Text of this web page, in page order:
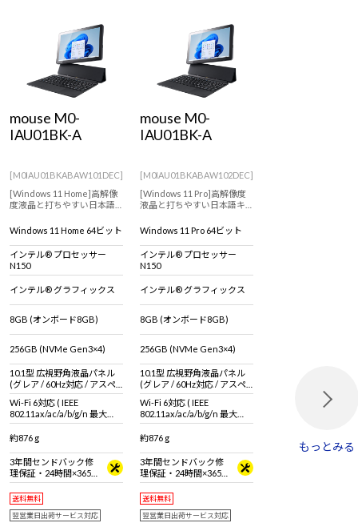
mouse M0-
IAU01BK-A
[M0IAU01BKABAW101DEC]
[Windows 11 Home]高解像
度液晶と打ちやすい日本語
こでも使える10.1型WUXGA
Windows 11 Home 64ビット
インテル® プロセッサー
N150
インテル® グラフィックス
8GB (オンボード8GB)
256GB (NVMe Gen3×4)
10.1型 広視野角液晶パネル
(グレア / 60Hz対応 / アスペ
クト比16:10)
Wi-Fi 6対応 ( IEEE
802.11ax/ac/a/b/g/n 最大
2.4Gbps対応 ※連続160MHz
帯域 Wi-Fi 6対応機器が必要 )
約876 g
3年間センドバック修
理保証・24時間×365
日電話サポート
送料無料
翌営業日出荷サービス対応
mouse M0-
IAU01BK-A
[M0IAU01BKABAW102DEC]
[Windows 11 Pro]高解像度
液晶と打ちやすい日本語キ
でも使える10.1型WUXGA液
Windows 11 Pro 64ビット
インテル® プロセッサー
N150
インテル® グラフィックス
8GB (オンボード8GB)
256GB (NVMe Gen3×4)
10.1型 広視野角液晶パネル
(グレア / 60Hz対応 / アスペ
クト比16:10)
Wi-Fi 6対応 ( IEEE
802.11ax/ac/a/b/g/n 最大
2.4Gbps対応 ※連続160MHz
帯域 Wi-Fi 6対応機器が必要 )
約876 g
3年間センドバック修
理保証・24時間×365
日電話サポート
送料無料
翌営業日出荷サービス対応
もっとみる